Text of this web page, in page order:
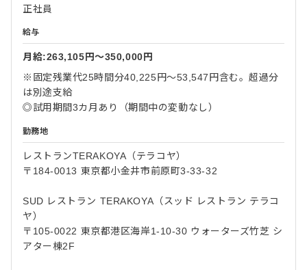
正社員
給与
月給:263,105円〜350,000円
※固定残業代25時間分40,225円～53,547円含む。超過分
は別途支給
◎試用期間3カ月あり（期間中の変動なし）
勤務地
レストランTERAKOYA（テラコヤ）
〒184-0013 東京都小金井市前原町3-33-32
SUD レストラン TERAKOYA（スッド レストラン テラコ
ヤ）
〒105-0022 東京都港区海岸1-10-30 ウォーターズ竹芝 シ
アター棟2F